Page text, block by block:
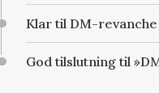
Klar til DM-revanche
God tilslutning til